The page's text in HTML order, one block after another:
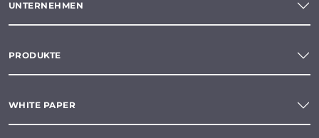
UNTERNEHMEN
PRODUKTE
WHITE PAPER